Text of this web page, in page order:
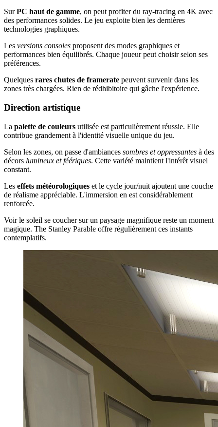
SurPC haut de gamme, on peut profiter du ray-tracing en 4K avec
des performances solides. Le jeu exploite bien les dernières
technologies graphiques.
Les versions consoles proposent des modes graphiques et
performances bien équilibrés. Chaque joueur peut choisir selon ses
préférences.
Quelques rares chutes de framerate peuvent survenir dans les
zones très chargées. Rien de rédhibitoire qui gâche l'expérience.
Direction artistique
La palette de couleurs utilisée est particulièrement réussie. Elle
contribue grandement à l'identité visuelle unique du jeu.
Selon les zones, on passe d'ambiances sombres et oppressantes à des
décors lumineux et féériques. Cette variété maintient l'intérêt visuel
constant.
Les effets météorologiques et le cycle jour/nuit ajoutent une couche
de réalisme appréciable. L'immersion en est considérablement
renforcée.
Voir le soleil se coucher sur un paysage magnifique reste un moment
magique. The Stanley Parable offre régulièrement ces instants
contemplatifs.